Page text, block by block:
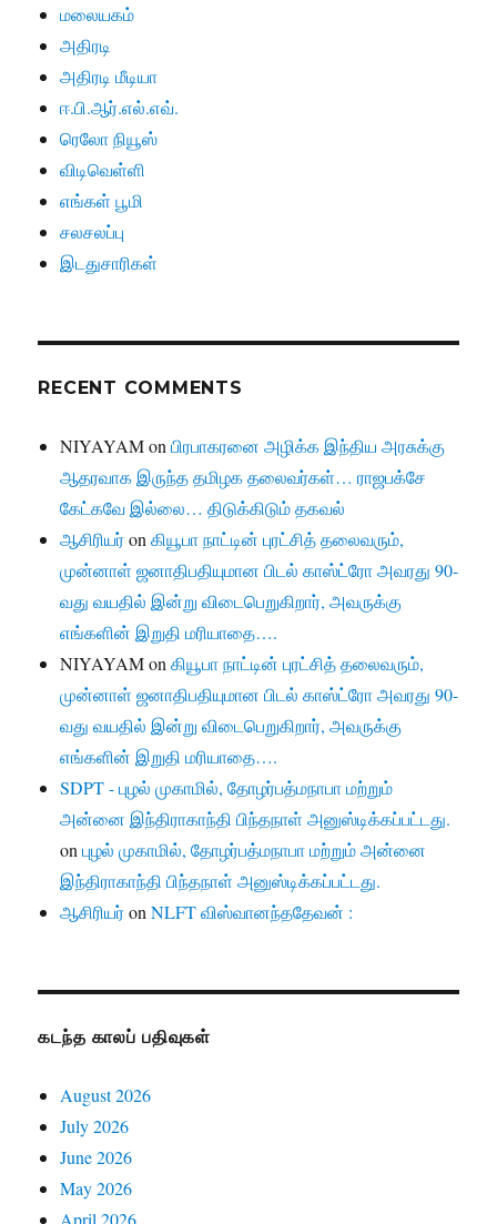
மலையகம்
அதிரடி
அதிரடி மீடியா
ஈ.பி.ஆர்.எல்.எவ்.
ரெலோ நியூஸ்
விடிவெள்ளி
எங்கள் பூமி
சலசலப்பு
இடதுசாரிகள்
RECENT COMMENTS
NIYAYAMonபிரபாகரனை அழிக்க இந்திய அரசுக்கு
ஆதரவாக இருந்த தமிழக தலைவர்கள்… ராஜபக்சே
கேட்கவே இல்லை… திடுக்கிடும் தகவல்
ஆசிரியர்onகியூபா நாட்டின் புரட்சித் தலைவரும்,
முன்னாள் ஜனாதிபதியுமான பிடல் காஸ்ட்ரோ அவரது 90-
வது வயதில் இன்று விடைபெறுகிறார், அவருக்கு
எங்களின் இறுதி மரியாதை….
NIYAYAMonகியூபா நாட்டின் புரட்சித் தலைவரும்,
முன்னாள் ஜனாதிபதியுமான பிடல் காஸ்ட்ரோ அவரது 90-
வது வயதில் இன்று விடைபெறுகிறார், அவருக்கு
எங்களின் இறுதி மரியாதை….
SDPT - புழல் முகாமில், தோழர்பத்மநாபா மற்றும்
அன்னை இந்திராகாந்தி பிந்தநாள் அனுஸ்டிக்கப்பட்டது.
onபுழல் முகாமில், தோழர்பத்மநாபா மற்றும் அன்னை
இந்திராகாந்தி பிந்தநாள் அனுஸ்டிக்கப்பட்டது.
ஆசிரியர்onNLFT விஸ்வானந்ததேவன் :
கடந்த காலப் பதிவுகள்
August 2026
July 2026
June 2026
May 2026
April 2026